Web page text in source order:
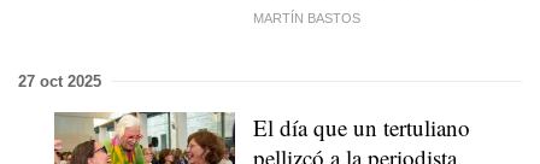
MARTÍN BASTOS
27 oct 2025
El día que un tertuliano
pellizcó a la periodista